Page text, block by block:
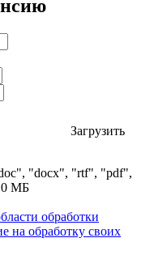
Загрузить
"docx", "rtf", "pdf",
МБ
обработки
на обработку своих